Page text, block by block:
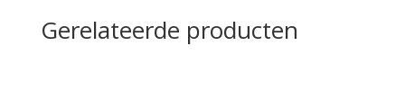
Gerelateerde producten